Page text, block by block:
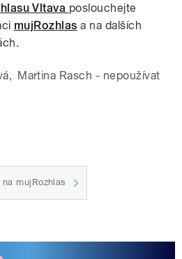
Vltava poslouchejte
mujRozhlas a na dalších
, Martina Rasch - nepoužívat
mujRozhlas